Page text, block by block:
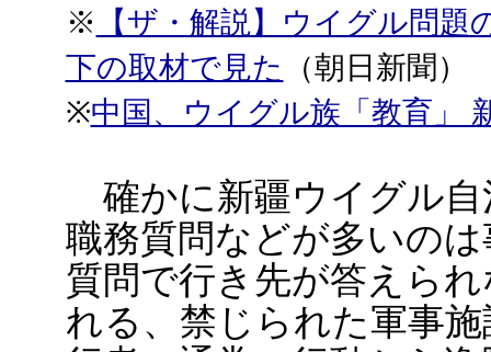
※
【ザ・解説】ウイグル問
下の取材で見た
（朝日新聞）
※中国、ウイグル族「教育」
確かに新疆ウイグル自
職務質問などが多いの
質問で行き先が答えら
れる、禁じられた軍事